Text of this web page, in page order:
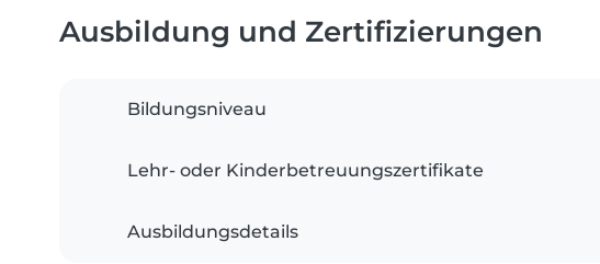
Ausbildung und Zertifizierungen
Bildungsniveau
Lehr- oder Kinderbetreuungszertifikate
Ausbildungsdetails